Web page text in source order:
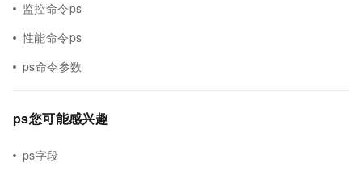
监控命令ps
性能命令ps
ps命令参数
ps您可能感兴趣
ps字段